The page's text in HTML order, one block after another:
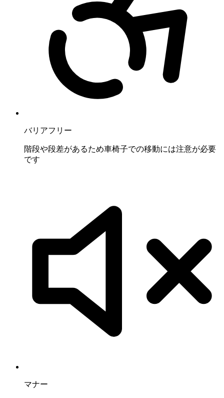
バリアフリー
階段や段差があるため車椅子での移動には注意が必要
です
マナー